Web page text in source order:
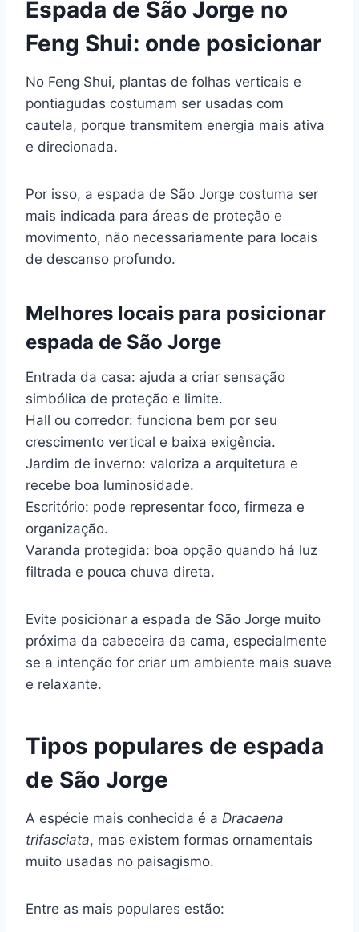
Espada de São Jorge no
Feng Shui: onde posicionar
No Feng Shui, plantas de folhas verticais e
pontiagudas costumam ser usadas com
cautela, porque transmitem energia mais ativa
e direcionada.
Por isso, a espada de São Jorge costuma ser
mais indicada para áreas de proteção e
movimento, não necessariamente para locais
de descanso profundo.
Melhores locais para posicionar
espada de São Jorge
Entrada da casa: ajuda a criar sensação
simbólica de proteção e limite.
Hall ou corredor: funciona bem por seu
crescimento vertical e baixa exigência.
Jardim de inverno: valoriza a arquitetura e
recebe boa luminosidade.
Escritório: pode representar foco, firmeza e
organização.
Varanda protegida: boa opção quando há luz
filtrada e pouca chuva direta.
Evite posicionar a espada de São Jorge muito
próxima da cabeceira da cama, especialmente
se a intenção for criar um ambiente mais suave
e relaxante.
Tipos populares de espada
de São Jorge
A espécie mais conhecida é a Dracaena
trifasciata, mas existem formas ornamentais
muito usadas no paisagismo.
Entre as mais populares estão: